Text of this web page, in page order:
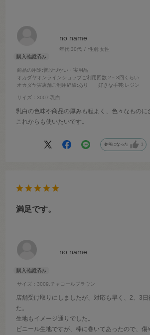
no name
年代:30代 性別:女性
商品の用途:普段づかい・実用品
オカダヤオンラインショップご利用回数:2～3回くらい
オカダヤ実店舗ご利用経験:あり 好きな手芸:レジン
サイズ：3007.乳白
乳白の色味や商品の厚みも程よく、色々なものに
これからも使いたいです。
参考になった 1
no name
サイズ：3009.チャコールブラウン
満足です。
店舗受け取りにしましたが、対応も早く、2、3日
た。
生地もイメージ通りでした。
ビニール生地ですが、棒に巻いてあったので、傷